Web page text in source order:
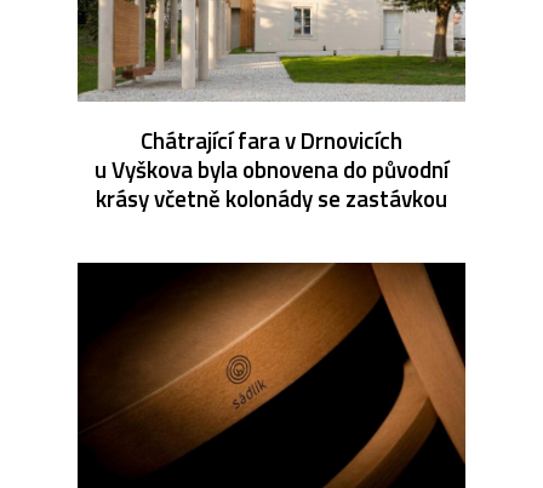
Chátrající fara v Drnovicích
u Vyškova byla obnovena do původní
krásy včetně kolonády se zastávkou